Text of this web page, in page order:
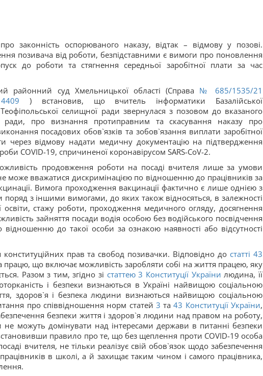
законність оспорюваного наказу, відтак – відмову у позові.
позивача від роботи, безпідставними є вимоги про поновлення
до роботи та стягнення середньої заробітної плати за час
районний суд Хмельницької області (Справа № 685/1535/21
) встановив, що вчитель інформатики Базалійської
Теофіпольської селищної ради звернулася з позовом до вказаного
ради, про визнання протиправним та скасування наказу про
посадових обов`язків та зобов`язання виплати заробітної
через відмову надати медичну документацію на підтвердження
COVID-19, спричиненої коронавірусом SARS-CoV-2.
продовження роботи на посаді вчителя лише за умови
може вважатися дискримінацією по відношенню до працівників за
Вимога проходження вакцинації фактично є лише однією з
поряд з іншими вимогами, до яких також відносяться, в залежності
освіти, стажу роботи, проходження медичного огляду, досягнення
зайняття посади водія особою без водійського посвідчення
до такої особи за ознакою наявності або відсутності
прав та свобод позивачки. Відповідно достатті 43
що включає можливість заробляти собі на життя працею, яку
Разом з тим, згідно зі статтею 3 Конституції України людина, її
і безпеки визнаються в Україні найвищою соціальною
здоров`я і безпека людини визнаються найвищою соціальною
про співвідношення норм статей 3 та43 Конституції України,
безпеки життя і здоров`я людини над правом на роботу,
не можуть домінувати над інтересами держави в питанні безпеки
правило про те, що без щеплення проти COVID-19 особа
вчителя, не тільки реалізує свій обов`язок щодо забезпечення
в школі, а й захищає таким чином і самого працівника,